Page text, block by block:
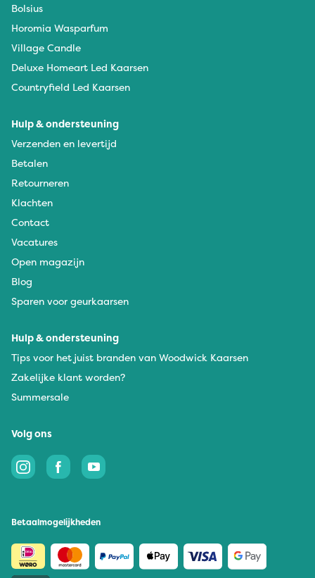
Bolsius
Horomia Wasparfum
Village Candle
Deluxe Homeart Led Kaarsen
Countryfield Led Kaarsen
Hulp & ondersteuning
Verzenden en levertijd
Betalen
Retourneren
Klachten
Contact
Vacatures
Open magazijn
Blog
Sparen voor geurkaarsen
Hulp & ondersteuning
Tips voor het juist branden van Woodwick Kaarsen
Zakelijke klant worden?
Summersale
Volg ons
Betaalmogelijkheden